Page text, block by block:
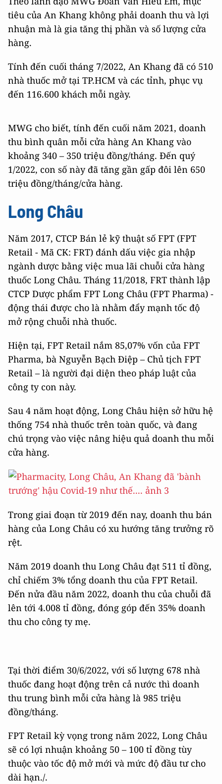
tiêu của An Khang không phải doanh thu và lợi
nhuận mà là gia tăng thị phần và số lượng cửa
hàng.
Tính đến cuối tháng 7/2022, An Khang đã có 510
nhà thuốc mở tại TP.HCM và các tỉnh, phục vụ
đến 116.600 khách mỗi ngày.
MWG cho biết, tính đến cuối năm 2021, doanh
thu bình quân mỗi cửa hàng An Khang vào
khoảng 340 – 350 triệu đồng/tháng. Đến quý
1/2022, con số này đã tăng gần gấp đôi lên 650
triệu đồng/tháng/cửa hàng.
Long Châu
Năm 2017, CTCP Bán lẻ kỹ thuật số FPT (FPT
Retail - Mã CK: FRT) đánh dấu việc gia nhập
ngành dược bằng việc mua lãi chuỗi cửa hàng
thuốc Long Châu. Tháng 11/2018, FRT thành lập
CTCP Dược phẩm FPT Long Châu (FPT Pharma) -
động thái được cho là nhằm đẩy mạnh tốc độ
mở rộng chuỗi nhà thuốc.
Hiện tại, FPT Retail nắm 85,07% vốn của FPT
Pharma, bà Nguyễn Bạch Điệp – Chủ tịch FPT
Retail – là người đại diện theo pháp luật của
công ty con này.
Sau 4 năm hoạt động, Long Châu hiện sở hữu hệ
thống 754 nhà thuốc trên toàn quốc, và đang
chú trọng vào việc nâng hiệu quả doanh thu mỗi
cửa hàng.
Trong giai đoạn từ 2019 đến nay, doanh thu bán
hàng của Long Châu có xu hướng tăng trưởng rõ
rệt.
Năm 2019 doanh thu Long Châu đạt 511 tỉ đồng,
chỉ chiếm 3% tổng doanh thu của FPT Retail.
Đến nửa đầu năm 2022, doanh thu của chuỗi đã
lên tới 4.008 tỉ đồng, đóng góp đến 35% doanh
thu cho công ty mẹ.
Tại thời điểm 30/6/2022, với số lượng 678 nhà
thuốc đang hoạt động trên cả nước thì doanh
thu trung bình mỗi cửa hàng là 985 triệu
đồng/tháng.
FPT Retail kỳ vọng trong năm 2022, Long Châu
sẽ có lợi nhuận khoảng 50 – 100 tỉ đồng tùy
thuộc vào tốc độ mở mới và mức độ đầu tư cho
dài hạn./.